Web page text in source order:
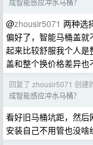
成智能感应冲水马桶？
@zhousir5071 两种选
偏好了，智能马桶盖
起来比较舒服我个人
盖和整个换价格差异也
回复了 zhousir5071 创建
成智能感应冲水马桶？
看好旧马桶坑距，然
安装自己不用管也没啥